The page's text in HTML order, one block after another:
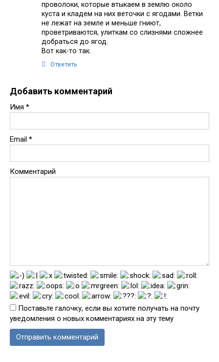
проволоки, которые втыкаем в землю около
куста и кладем на них веточки с ягодами. Ветки
не лежат на земле и меньше гниют,
проветриваются, улиткам со слизнями сложнее
добраться до ягод.
Вот как-то так.
Ответить
Добавить комментарий
Имя *
Email *
Комментарий
Поставьте галочку, если вы хотите получать на почту
уведомления о новых комментариях на эту тему